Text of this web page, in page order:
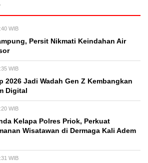
WIB
Persit Nikmati Keindahan Air
WIB
2026 Jadi Wadah Gen Z Kembangkan
Digital
WIB
Kelapa Polres Priok, Perkuat
Wisatawan di Dermaga Kali Adem
WIB